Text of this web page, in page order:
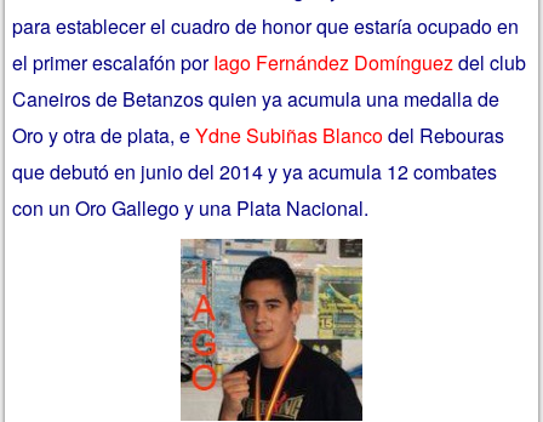
para establecer el cuadro de honor que estaría ocupado en
el primer escalafón porIago Fernández Domínguezdel club
Caneiros de Betanzos quien ya acumula una medalla de
Oro y otra de plata, eYdne Subiñas Blancodel Rebouras
que debutó en junio del 2014 y ya acumula 12 combates
con un Oro Gallego y una Plata Nacional.